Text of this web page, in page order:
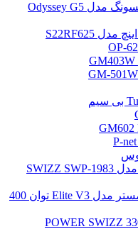
مانیتور گیمینگ سامسونگ مدل Odyssey G5
محافظ برق 6 خانه سوییز مدل SWIZZ SWP-1983
منبع تغذیه کامپیوتر کولر مستر مدل Elite V3 توان 400